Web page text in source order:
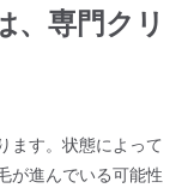
、専門クリ
ます。状態によって
が進んでいる可能性